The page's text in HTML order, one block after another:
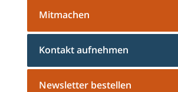
Mitmachen
Kontakt aufnehmen
Newsletter bestellen